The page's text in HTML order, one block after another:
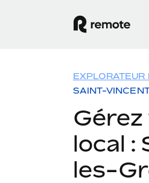
EXPLORATEUR
SAINT-
Gérez
local
les-